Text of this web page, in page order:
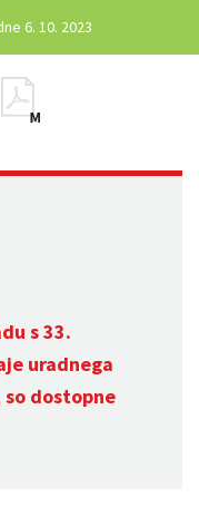
6. 10. 2023
s 33.
uradnega
dostopne